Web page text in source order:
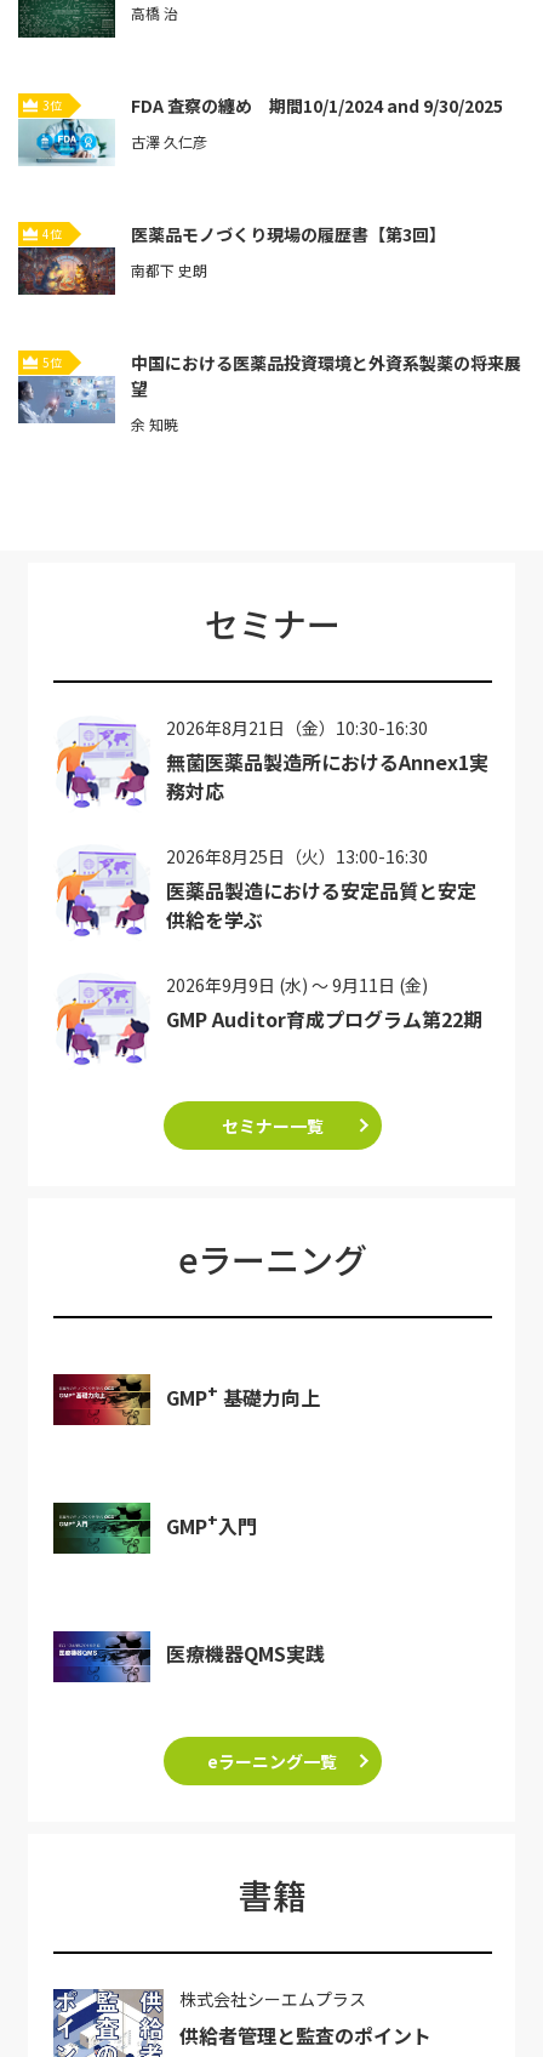
高橋 治
3位 FDA 査察の纏め 期間10/1/2024 and 9/30/2025
古澤 久仁彦
4位 医薬品モノづくり現場の履歴書【第3回】
南都下 史朗
5位
中国における医薬品投資環境と外資系製薬の将来展
望
余 知暁
セミナー
2026年8月21日（金）10:30-16:30
無菌医薬品製造所におけるAnnex1実
務対応
2026年8月25日（火）13:00-16:30
医薬品製造における安定品質と安定
供給を学ぶ
2026年9月9日 (水) ～ 9月11日 (金)
GMP Auditor育成プログラム第22期
セミナー一覧
eラーニング
GMP+ 基礎力向上
GMP+入門
医療機器QMS実践
eラーニング一覧
書籍
株式会社シーエムプラス
供給者管理と監査のポイント